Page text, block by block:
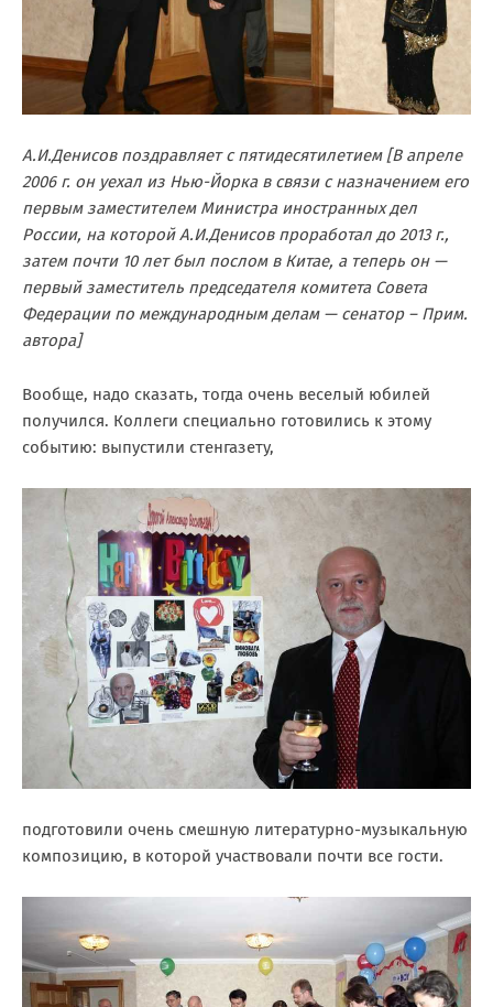
А.И.Денисов поздравляет с пятидесятилетием [В апреле
2006 г. он уехал из Нью-Йорка в связи с назначением его
первым заместителем Министра иностранных дел
России, на которой А.И.Денисов проработал до 2013 г.,
затем почти 10 лет был послом в Китае, а теперь он —
первый заместитель председателя комитета Совета
Федерации по международным делам — сенатор – Прим.
автора]
Вообще, надо сказать, тогда очень веселый юбилей
получился. Коллеги специально готовились к этому
событию: выпустили стенгазету,
подготовили очень смешную литературно-музыкальную
композицию, в которой участвовали почти все гости.